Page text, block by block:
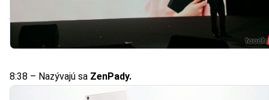
8:38 – Nazývajú sa ZenPady.